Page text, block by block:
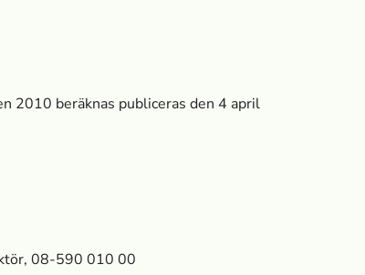
2010 beräknas publiceras den 4 april
08-590 010 00